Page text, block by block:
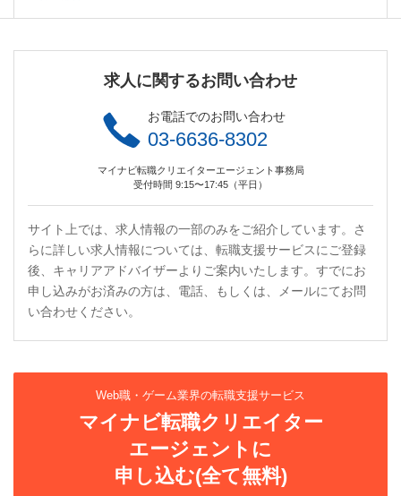
求人に関するお問い合わせ
お電話でのお問い合わせ
03-6636-8302
マイナビ転職クリエイターエージェント事務局
受付時間 9:15〜17:45（平日）
サイト上では、求人情報の一部のみをご紹介しています。さ
らに詳しい求人情報については、転職支援サービスにご登録
後、キャリアアドバイザーよりご案内いたします。すでにお
申し込みがお済みの方は、電話、もしくは、メールにてお問
い合わせください。
Web職・ゲーム業界の転職支援サービス
マイナビ転職クリエイター
エージェントに
申し込む(全て無料)